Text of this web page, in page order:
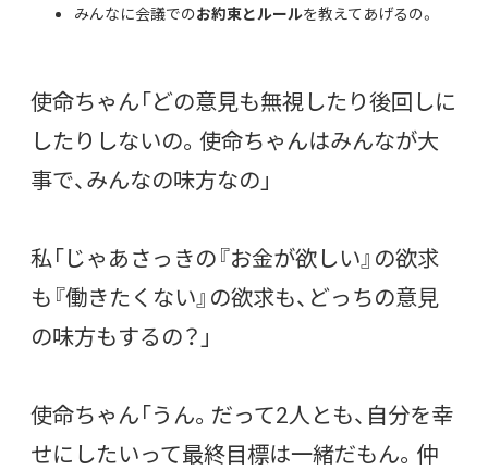
みんなに会議でのお約束とルールを教えてあげるの。
使命ちゃん「どの意見も無視したり後回しに
したりしないの。使命ちゃんはみんなが大
事で、みんなの味方なの」
私「じゃあさっきの『お金が欲しい』の欲求
も『働きたくない』の欲求も、どっちの意見
の味方もするの？」
使命ちゃん「うん。だって2人とも、自分を幸
せにしたいって最終目標は一緒だもん。仲